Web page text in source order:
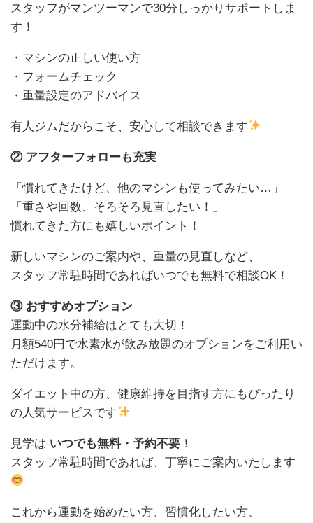
スタッフがマンツーマンで30分しっかりサポートしま
す！
・マシンの正しい使い方
・フォームチェック
・重量設定のアドバイス
有人ジムだからこそ、安心して相談できます
② アフターフォローも充実
「慣れてきたけど、他のマシンも使ってみたい…」
「重さや回数、そろそろ見直したい！」
慣れてきた方にも嬉しいポイント！
新しいマシンのご案内や、重量の見直しなど、
スタッフ常駐時間であればいつでも無料で相談OK！
③ おすすめオプション
運動中の水分補給はとても大切！
月額540円で水素水が飲み放題のオプションをご利用い
ただけます。
ダイエット中の方、健康維持を目指す方にもぴったり
の人気サービスです
見学は いつでも無料・予約不要 ！
スタッフ常駐時間であれば、丁寧にご案内いたします
これから運動を始めたい方、習慣化したい方、